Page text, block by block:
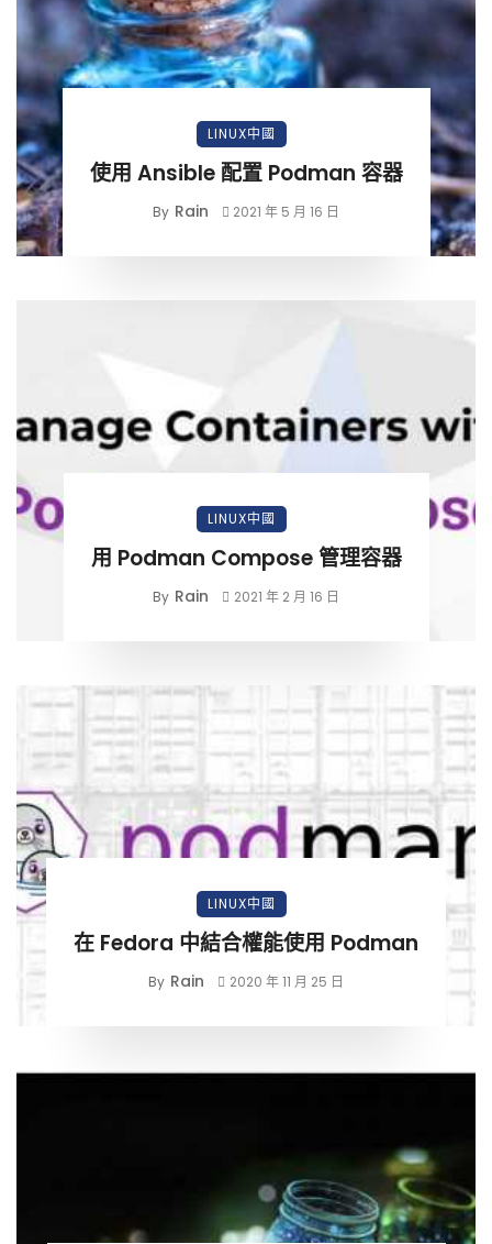
LINUX中國
使用 Ansible 配置 Podman 容器
By Rain 2021 年 5 月 16 日
LINUX中國
用 Podman Compose 管理容器
By Rain 2021 年 2 月 16 日
LINUX中國
在 Fedora 中結合權能使用 Podman
By Rain 2020 年 11 月 25 日